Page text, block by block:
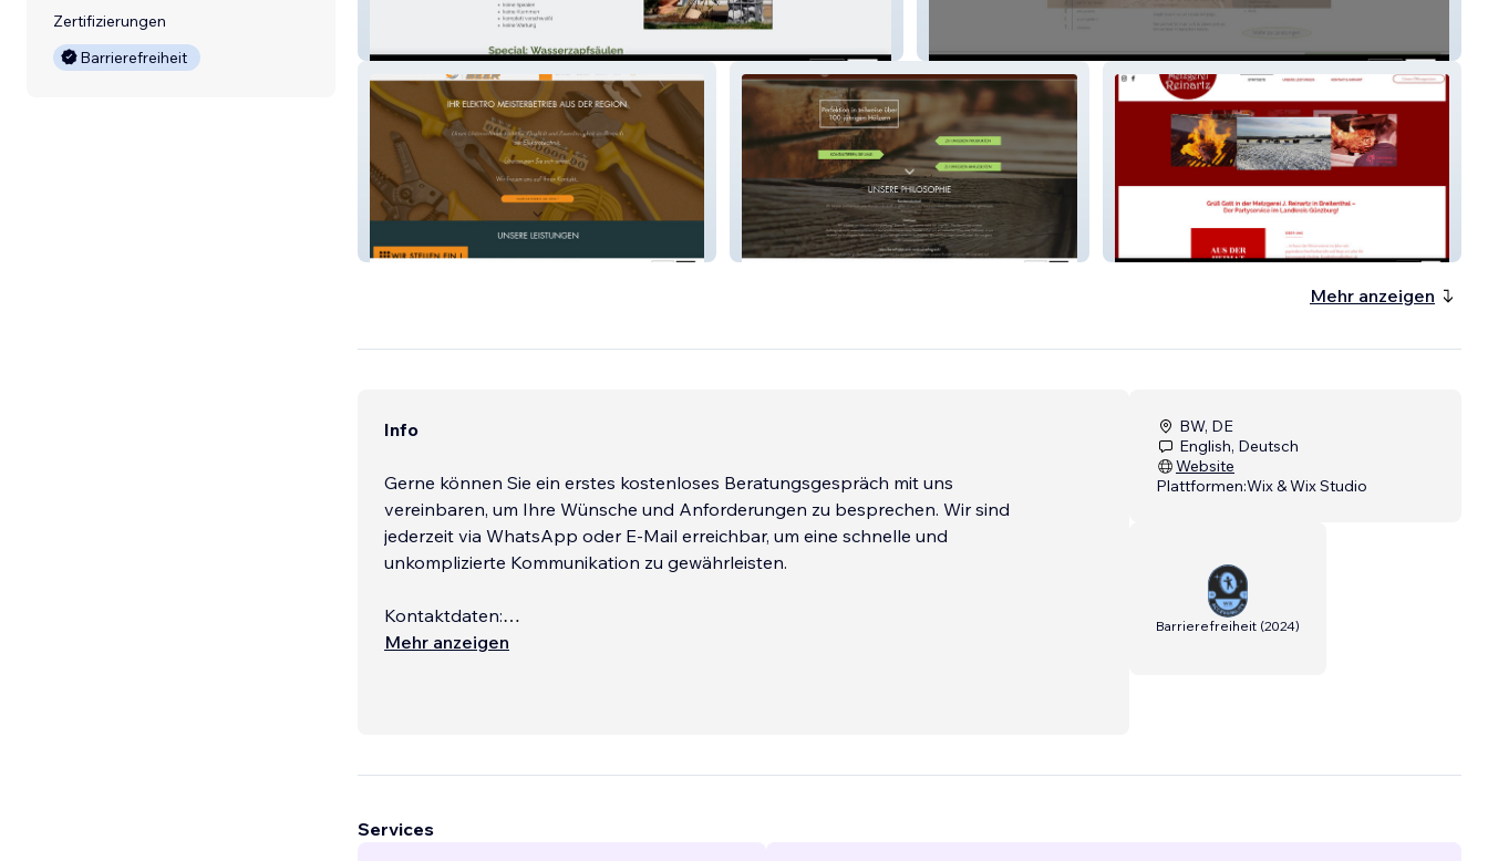
Zertifizierungen
Barrierefreiheit
Elektro Beer Holzdesign Moser Metzgerei Reinartz
Mehr anzeigen
Info
Gerne können Sie ein erstes kostenloses Beratungsgespräch mit uns
vereinbaren, um Ihre Wünsche und Anforderungen zu besprechen. Wir sind
jederzeit via WhatsApp oder E-Mail erreichbar, um eine schnelle und
unkomplizierte Kommunikation zu gewährleisten.
Kontaktdaten:
• Whatsapp: ‎+49 1722873781
Mehr anzeigen
BW, DE
English, Deutsch
Website
Plattformen:Wix & Wix Studio
Barrierefreiheit (2024)
Services